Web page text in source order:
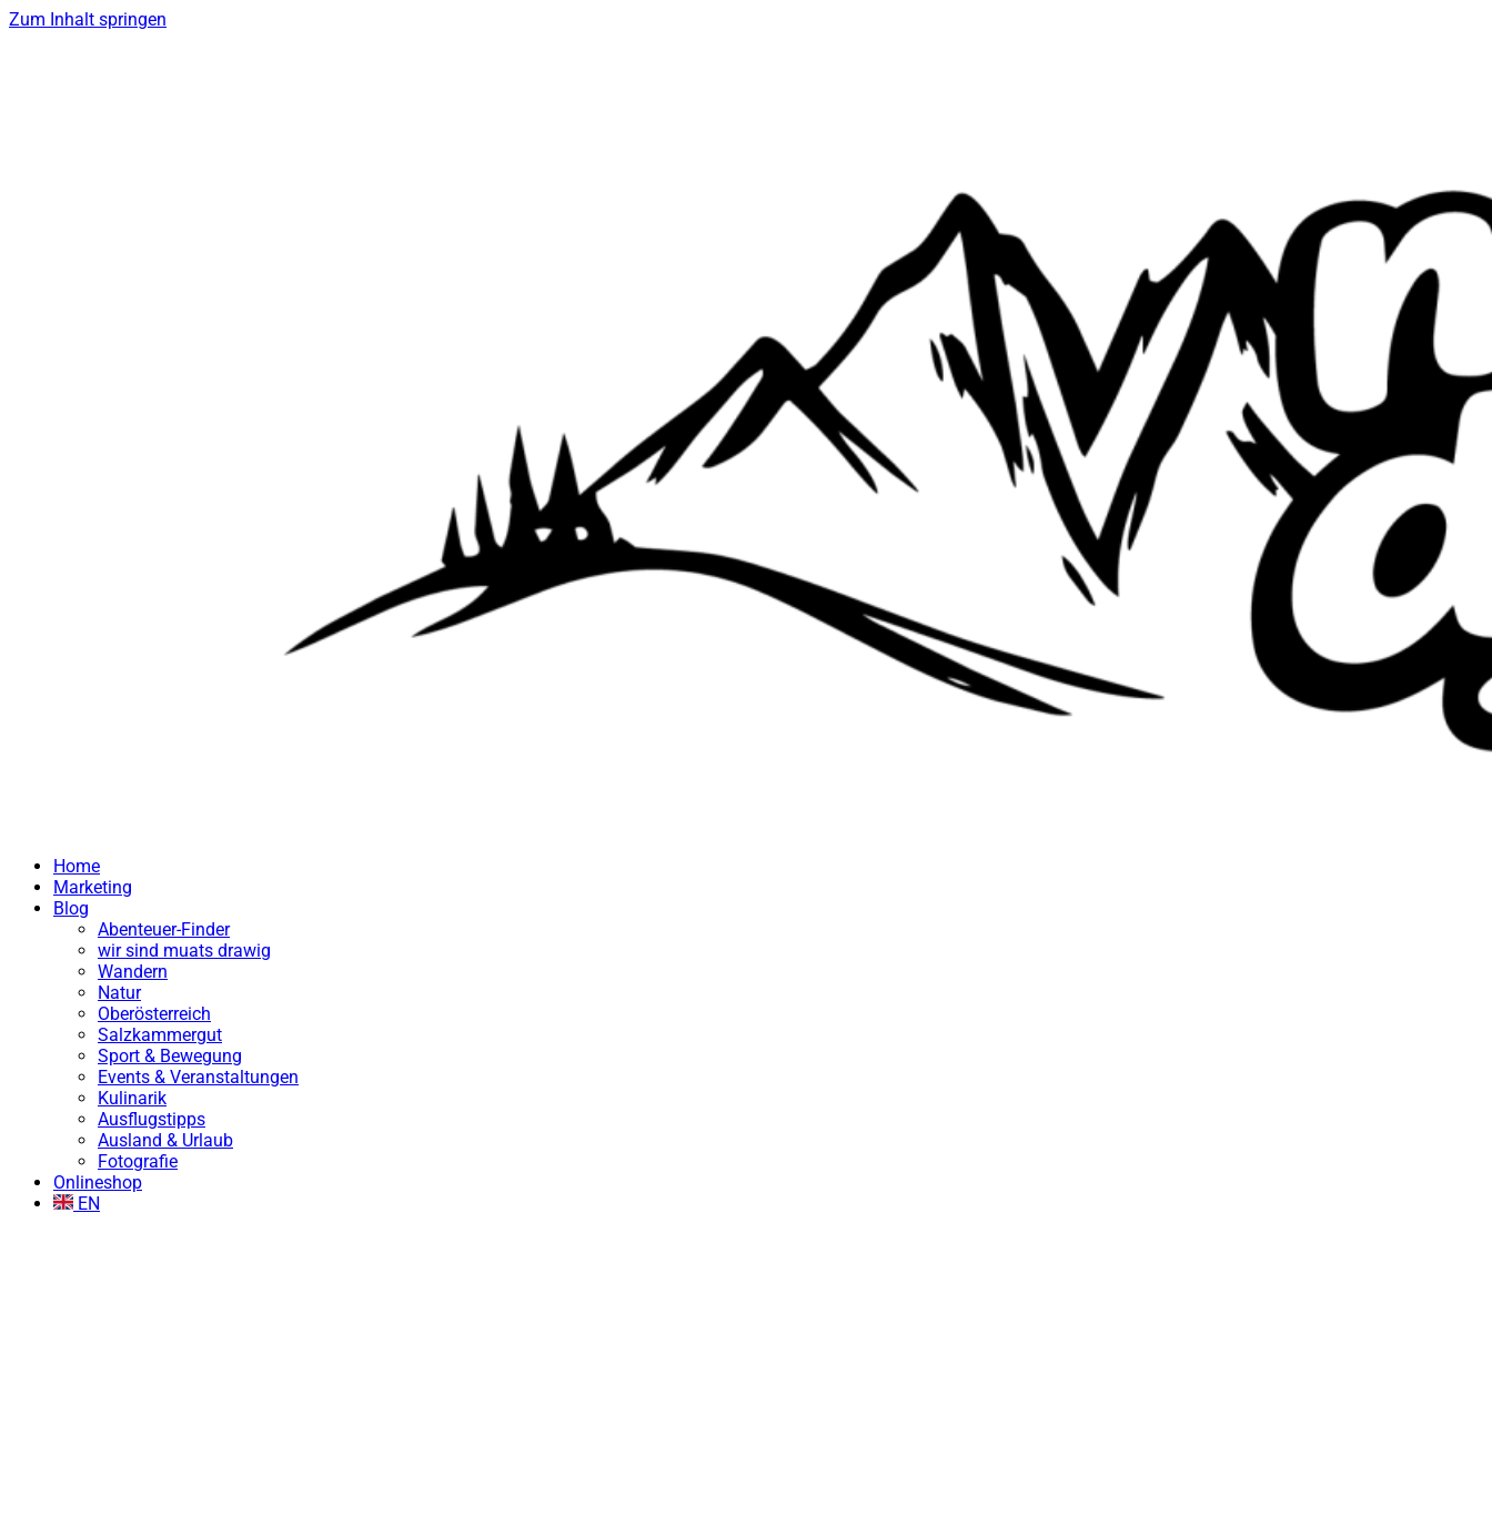
Zum Inhalt springen
Home
Marketing
Blog
Abenteuer-Finder
wir sind muats drawig
Wandern
Natur
Oberösterreich
Salzkammergut
Sport & Bewegung
Events & Veranstaltungen
Kulinarik
Ausflugstipps
Ausland & Urlaub
Fotografie
Onlineshop
EN